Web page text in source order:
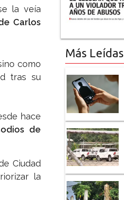
la veía
Carlos
como
tras su
hace
de
Ciudad
la
Más Leídas